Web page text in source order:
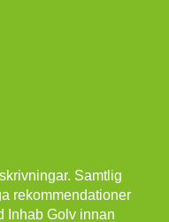
Samtlig
rekommendationer
Inhab Golv innan